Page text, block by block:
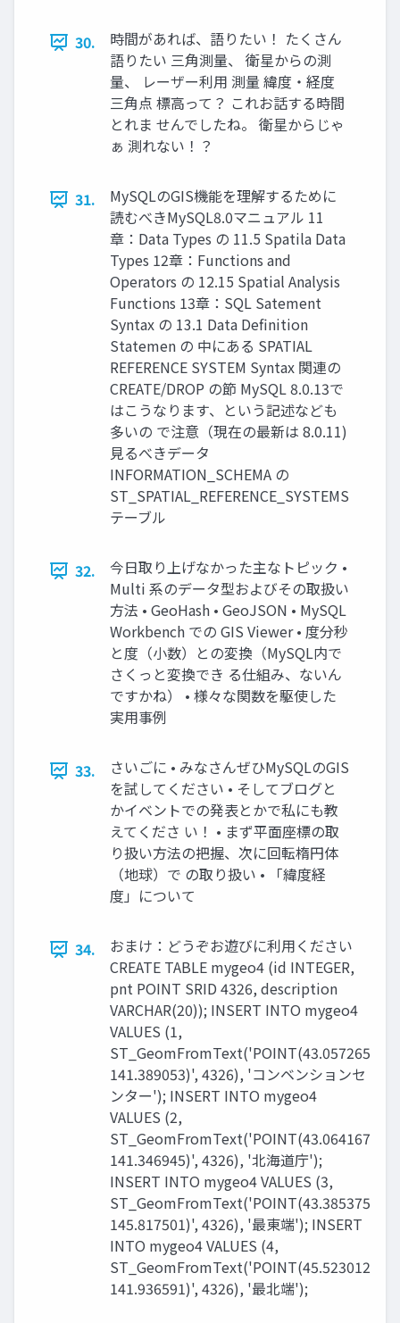
30.
時間があれば、語りたい！ たくさん
語りたい 三角測量、 衛星からの測
量、 レーザー利用 測量 緯度・経度
三角点 標高って？ これお話する時間
とれま せんでしたね。 衛星からじゃ
ぁ 測れない！？
31.
MySQLのGIS機能を理解するために
読むべきMySQL8.0マニュアル 11
章：Data Types の 11.5 Spatila Data
Types 12章：Functions and
Operators の 12.15 Spatial Analysis
Functions 13章：SQL Satement
Syntax の 13.1 Data Definition
Statemen の 中にある SPATIAL
REFERENCE SYSTEM Syntax 関連の
CREATE/DROP の節 MySQL 8.0.13で
はこうなります、という記述なども
多いの で注意（現在の最新は 8.0.11)
見るべきデータ
INFORMATION_SCHEMA の
ST_SPATIAL_REFERENCE_SYSTEMS
テーブル
32.
今日取り上げなかった主なトピック •
Multi 系のデータ型およびその取扱い
方法 • GeoHash • GeoJSON • MySQL
Workbench での GIS Viewer • 度分秒
と度（小数）との変換（MySQL内で
さくっと変換でき る仕組み、ないん
ですかね） • 様々な関数を駆使した
実用事例
33.
さいごに • みなさんぜひMySQLのGIS
を試してください • そしてブログと
かイベントでの発表とかで私にも教
えてくださ い！ • まず平面座標の取
り扱い方法の把握、次に回転楕円体
（地球）で の取り扱い • 「緯度経
度」について
34.
おまけ：どうぞお遊びに利用ください
CREATE TABLE mygeo4 (id INTEGER,
pnt POINT SRID 4326, description
VARCHAR(20)); INSERT INTO mygeo4
VALUES (1,
ST_GeomFromText('POINT(43.057265
141.389053)', 4326), 'コンベンションセ
ンター'); INSERT INTO mygeo4
VALUES (2,
ST_GeomFromText('POINT(43.064167
141.346945)', 4326), '北海道庁');
INSERT INTO mygeo4 VALUES (3,
ST_GeomFromText('POINT(43.385375
145.817501)', 4326), '最東端'); INSERT
INTO mygeo4 VALUES (4,
ST_GeomFromText('POINT(45.523012
141.936591)', 4326), '最北端');